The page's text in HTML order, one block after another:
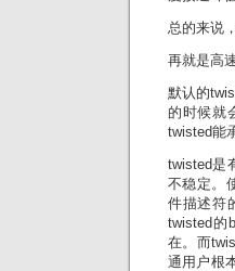
总的来说
再就是高
默认的
的时候就
twisted能
twisted是
不稳定。
件描述符
twisted的
在。而
通用户根